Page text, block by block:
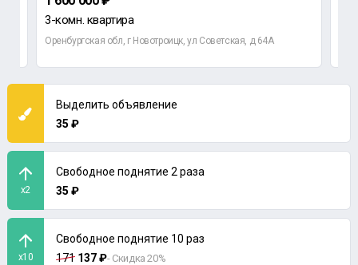
3-комн. квартира
Оренбургская обл, г Новотроицк, ул Советская, д 64А
Выделить объявление
35 ₽
x2
Свободное поднятие 2 раза
35 ₽
x10
Свободное поднятие 10 раз
171 137 ₽- Скидка 20%